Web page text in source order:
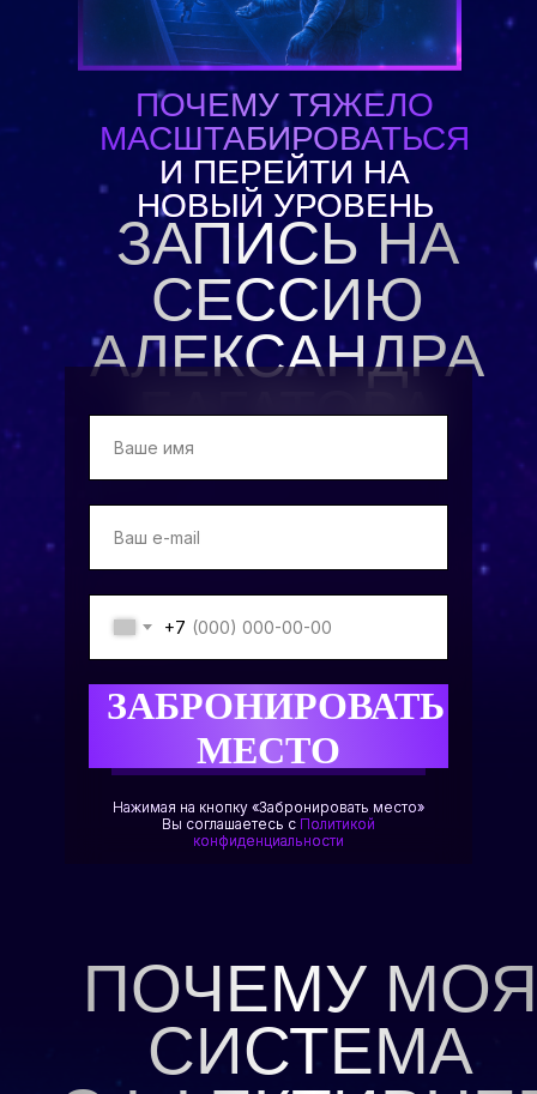
ЗАПИСЬ НА
СЕССИЮ
АЛЕКСАНДРА
БАГАТОВА
ПОЧЕМУ ТЯЖЕЛО
МАСШТАБИРОВАТЬСЯ
И ПЕРЕЙТИ НА
НОВЫЙ УРОВЕНЬ
+7
ЗАБРОНИРОВАТЬ
МЕСТО
Нажимая на кнопку «Забронировать место»
Вы соглашаетесь с Политикой
конфиденциальности
ПОЧЕМУ МОЯ
СИСТЕМА